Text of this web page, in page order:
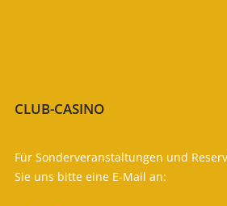
CLUB-CASINO
Für Sonderveranstaltungen und
Sie uns bitte eine E-Mail an: